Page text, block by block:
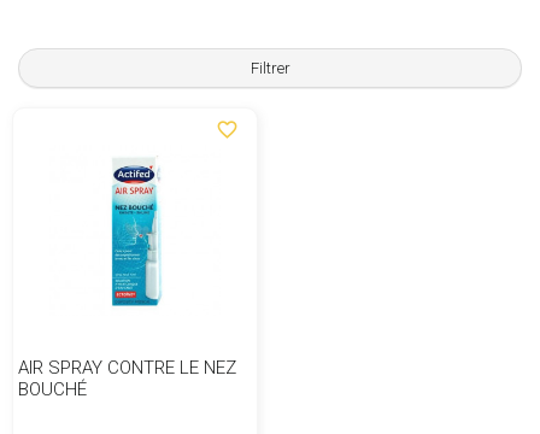
Filtrer
favorite_border
AIR SPRAY CONTRE LE NEZ
BOUCHÉ